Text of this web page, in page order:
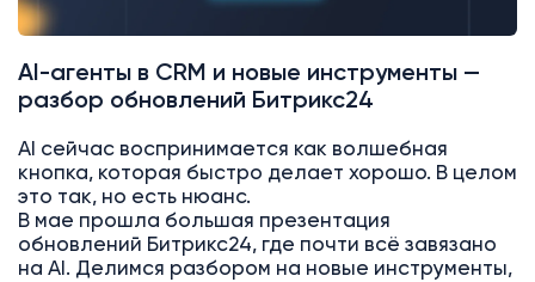
AI-агенты в CRM и новые инструменты —
разбор обновлений Битрикс24
AI сейчас воспринимается как волшебная
кнопка, которая быстро делает хорошо. В целом
это так, но есть нюанс.
В мае прошла большая презентация
обновлений Битрикс24, где почти всё завязано
на AI. Делимся разбором на новые инструменты,